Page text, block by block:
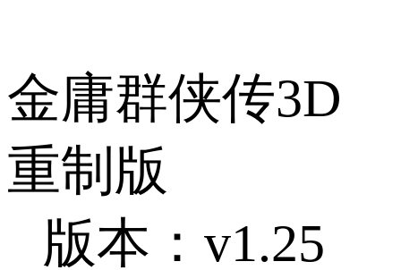
金庸群侠传3D
重制版
版本：v1.25